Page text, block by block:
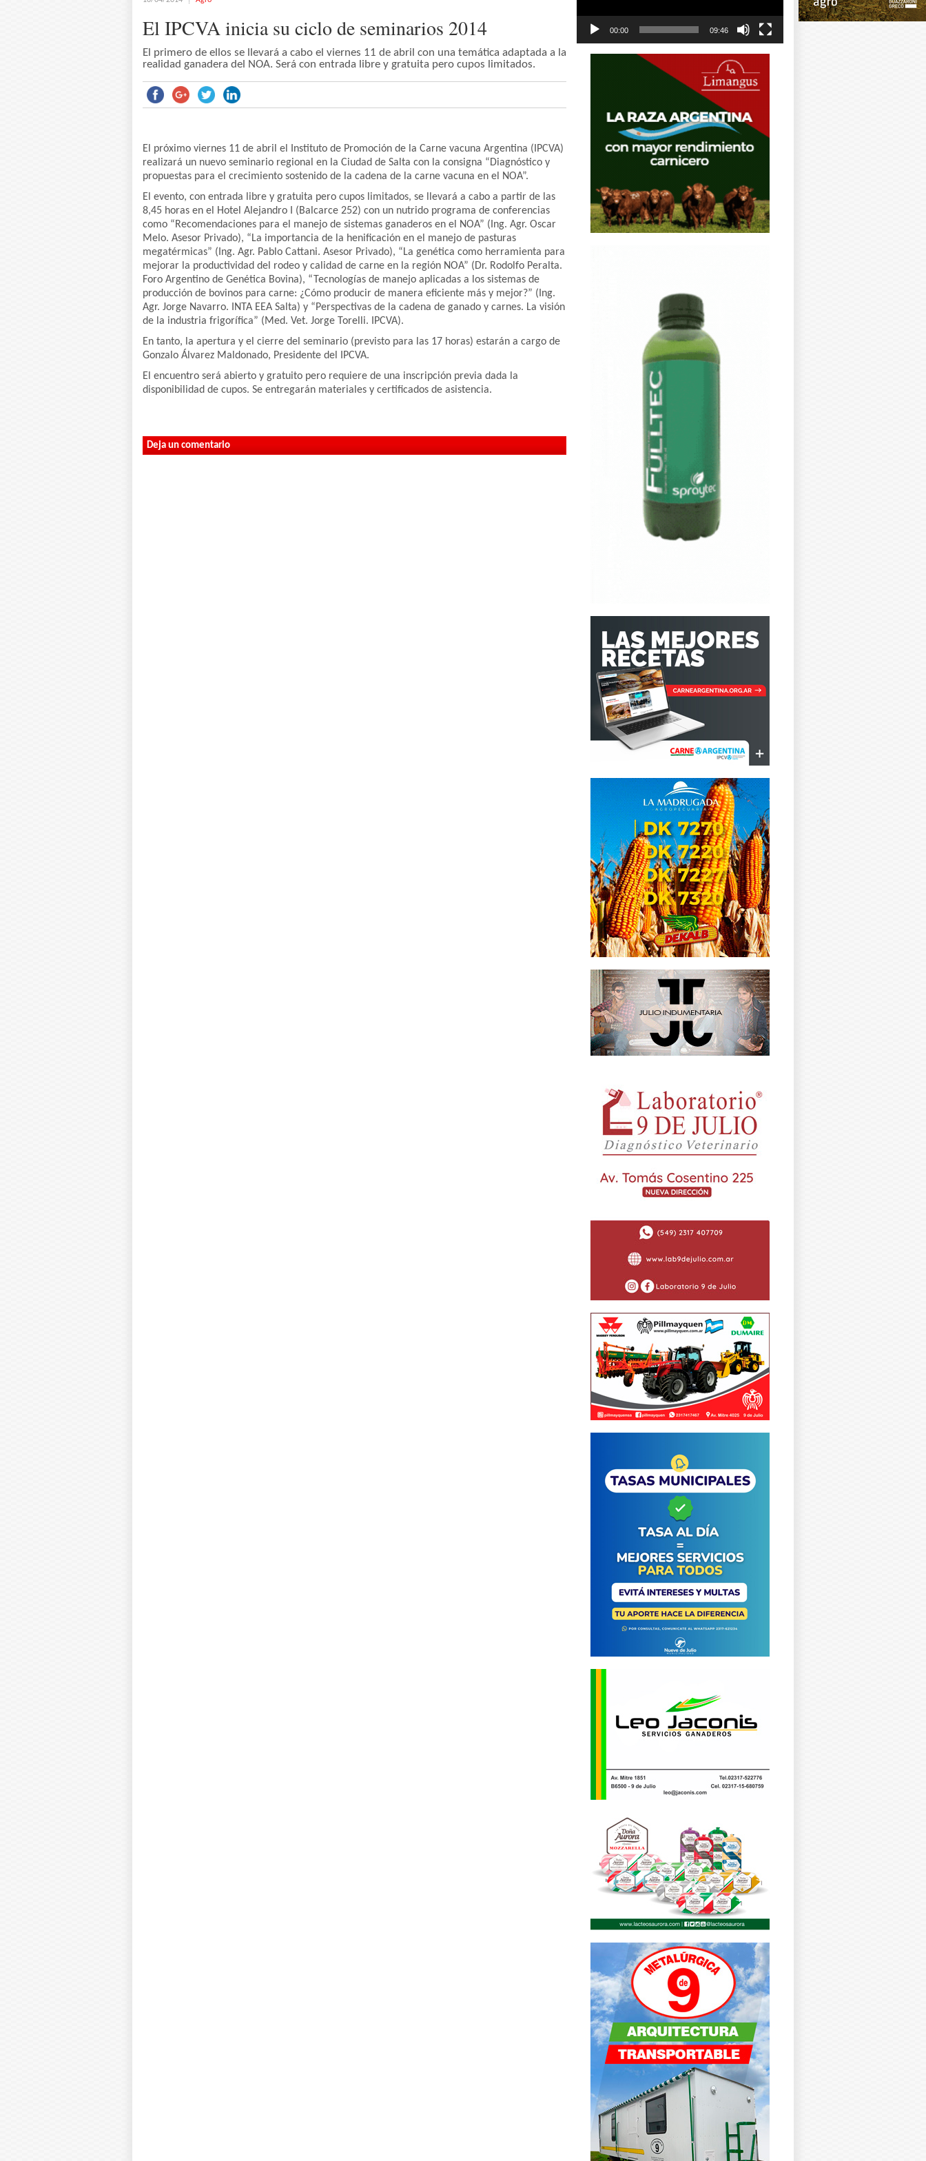
El IPCVA inicia su ciclo de seminarios 2014
El primero de ellos se llevará a cabo el viernes 11 de abril con una temática adaptada a la
realidad ganadera del NOA. Será con entrada libre y gratuita pero cupos limitados.
El próximo viernes 11 de abril el Instituto de Promoción de la Carne vacuna Argentina (IPCVA)
realizará un nuevo seminario regional en la Ciudad de Salta con la consigna “Diagnóstico y
propuestas para el crecimiento sostenido de la cadena de la carne vacuna en el NOA”.
El evento, con entrada libre y gratuita pero cupos limitados, se llevará a cabo a partir de las
8,45 horas en el Hotel Alejandro I (Balcarce 252) con un nutrido programa de conferencias
como “Recomendaciones para el manejo de sistemas ganaderos en el NOA” (Ing. Agr. Oscar
Melo. Asesor Privado), “La importancia de la henificación en el manejo de pasturas
megatérmicas” (Ing. Agr. Pablo Cattani. Asesor Privado), “La genética como herramienta para
mejorar la productividad del rodeo y calidad de carne en la región NOA” (Dr. Rodolfo Peralta.
Foro Argentino de Genética Bovina), “Tecnologías de manejo aplicadas a los sistemas de
producción de bovinos para carne: ¿Cómo producir de manera eficiente más y mejor?” (Ing.
Agr. Jorge Navarro. INTA EEA Salta) y “Perspectivas de la cadena de ganado y carnes. La visión
de la industria frigorífica” (Med. Vet. Jorge Torelli. IPCVA).
En tanto, la apertura y el cierre del seminario (previsto para las 17 horas) estarán a cargo de
Gonzalo Álvarez Maldonado, Presidente del IPCVA.
El encuentro será abierto y gratuito pero requiere de una inscripción previa dada la
disponibilidad de cupos. Se entregarán materiales y certificados de asistencia.
Deja un comentario
00:00 09:46